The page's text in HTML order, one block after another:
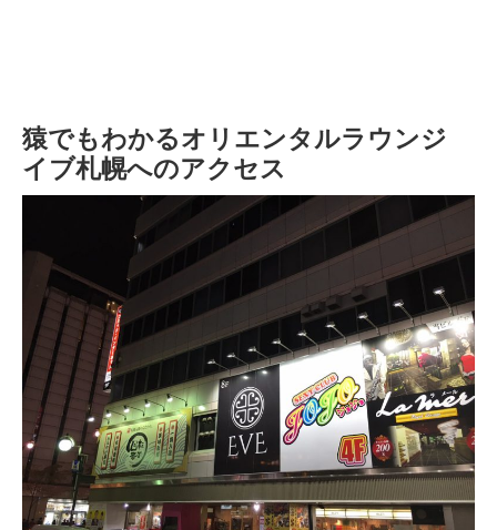
猿でもわかるオリエンタルラウンジ
イブ札幌へのアクセス